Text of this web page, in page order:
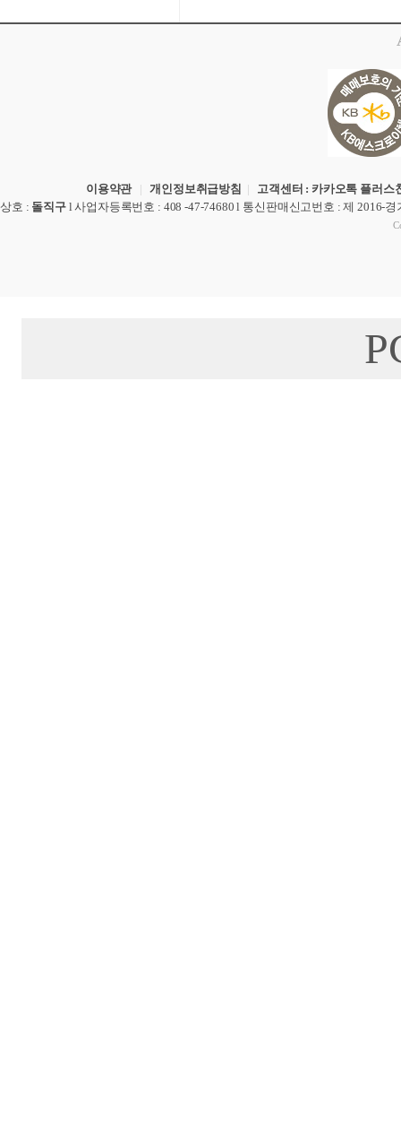
이용약관 |개인정보취급방침 | 고객센터 : 카카오톡 플러스
상호 : 돌직구 l사업자등록번호 : 408 -47-74680 l 통신판매신고번호 : 제 2016-